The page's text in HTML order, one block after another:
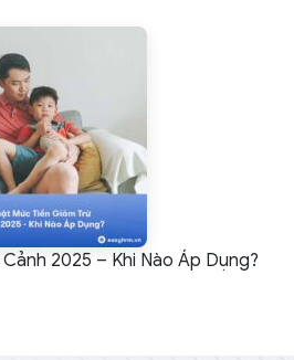
2025 – Khi Nào Áp Dụng?